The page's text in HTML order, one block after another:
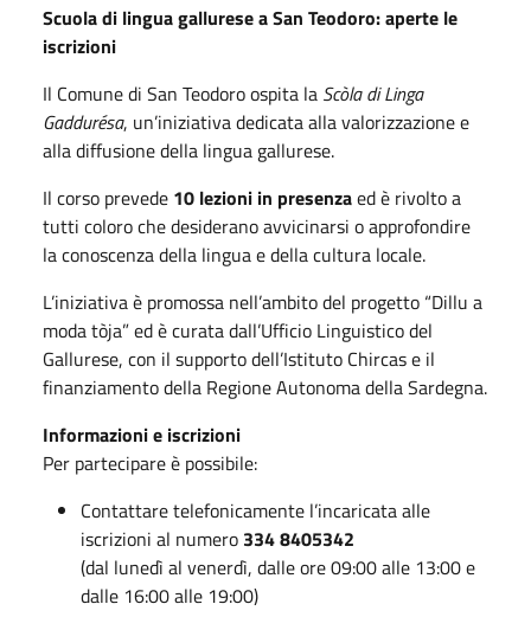
Scuola di lingua gallurese a San Teodoro: aperte le
iscrizioni
Il Comune di San Teodoro ospita la Scòla di Linga
Gaddurésa, un’iniziativa dedicata alla valorizzazione e
alla diffusione della lingua gallurese.
Il corso prevede 10 lezioni in presenzaed è rivolto a
tutti coloro che desiderano avvicinarsi o approfondire
la conoscenza della lingua e della cultura locale.
L’iniziativa è promossa nell’ambito del progetto “Dillu a
moda tòja” ed è curata dall’Ufficio Linguistico del
Gallurese, con il supporto dell’Istituto Chircas e il
finanziamento della Regione Autonoma della Sardegna.
Informazioni e iscrizioni
Per partecipare è possibile:
Contattare telefonicamente l’incaricata alle
iscrizioni al numero 334 8405342
(dal lunedì al venerdì, dalle ore 09:00 alle 13:00 e
dalle 16:00 alle 19:00)